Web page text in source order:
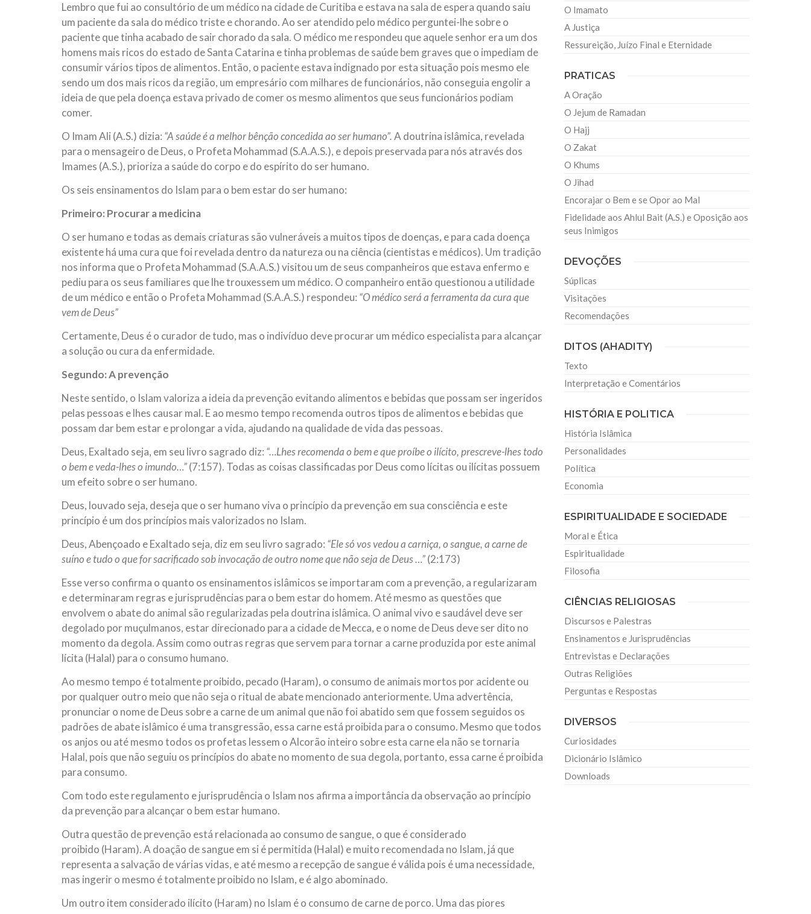
Lembro que fui ao consultório de um médico na cidade de Curitiba e estava na sala de espera quando saiu
um paciente da sala do médico triste e chorando. Ao ser atendido pelo médico perguntei-lhe sobre o
paciente que tinha acabado de sair chorado da sala. O médico me respondeu que aquele senhor era um dos
homens mais ricos do estado de Santa Catarina e tinha problemas de saúde bem graves que o impediam de
consumir vários tipos de alimentos. Então, o paciente estava indignado por esta situação pois mesmo ele
sendo um dos mais ricos da região, um empresário com milhares de funcionários, não conseguia engolir a
ideia de que pela doença estava privado de comer os mesmo alimentos que seus funcionários podiam
comer.
O Imam Ali (A.S.) dizia: “A saúde é a melhor bênção concedida ao ser humano”.A doutrina islâmica, revelada
para o mensageiro de Deus, o Profeta Mohammad (S.A.A.S.), e depois preservada para nós através dos
Imames (A.S.), prioriza a saúde do corpo e do espírito do ser humano.
Os seis ensinamentos do Islam para o bem estar do ser humano:
Primeiro: Procurar a medicina
O ser humano e todas as demais criaturas são vulneráveis a muitos tipos de doenças, e para cada doença
existente há uma cura que foi revelada dentro da natureza ou na ciência (cientistas e médicos). Um tradição
nos informa que o Profeta Mohammad (S.A.A.S.) visitou um de seus companheiros que estava enfermo e
pediu para os seus familiares que lhe trouxessem um médico. O companheiro então questionou a utilidade
de um médico e então o Profeta Mohammad (S.A.A.S.) respondeu: “O médico será a ferramenta da cura que
vem de Deus”
Certamente, Deus é o curador de tudo, mas o indivíduo deve procurar um médico especialista para alcançar
a solução ou cura da enfermidade.
Segundo: A prevenção
Neste sentido, o Islam valoriza a ideia da prevenção evitando alimentos e bebidas que possam ser ingeridos
pelas pessoas e lhes causar mal. E ao mesmo tempo recomenda outros tipos de alimentos e bebidas que
possam dar bem estar e prolongar a vida, ajudando na qualidade de vida das pessoas.
Deus, Exaltado seja, em seu livro sagrado diz: “…Lhes recomenda o bem e que proíbe o ilícito, prescreve-lhes todo
o bem e veda-lhes o imundo…”(7:157). Todas as coisas classificadas por Deus como lícitas ou ilícitas possuem
um efeito sobre o ser humano.
Deus, louvado seja, deseja que o ser humano viva o princípio da prevenção em sua consciência e este
princípio é um dos princípios mais valorizados no Islam.
Deus, Abençoado e Exaltado seja, diz em seu livro sagrado: “Ele só vos vedou a carniça, o sangue, a carne de
suíno e tudo o que for sacrificado sob invocação de outro nome que não seja de Deus …”(2:173)
Esse verso confirma o quanto os ensinamentos islâmicos se importaram com a prevenção, a regularizaram
e determinaram regras e jurisprudências para o bem estar do homem. Até mesmo as questões que
envolvem o abate do animal são regularizadas pela doutrina islâmica. O animal vivo e saudável deve ser
degolado por muçulmanos, estar direcionado para a cidade de Mecca, e o nome de Deus deve ser dito no
momento da degola. Assim como outras regras que servem para tornar a carne produzida por este animal
lícita (Halal) para o consumo humano.
Ao mesmo tempo é totalmente proibido, pecado (Haram), o consumo de animais mortos por acidente ou
por qualquer outro meio que não seja o ritual de abate mencionado anteriormente. Uma advertência,
pronunciar o nome de Deus sobre a carne de um animal que não foi abatido sem que fossem seguidos os
padrões de abate islâmico é uma transgressão, essa carne está proibida para o consumo. Mesmo que todos
os anjos ou até mesmo todos os profetas lessem o Alcorão inteiro sobre esta carne ela não se tornaria
Halal, pois que não seguiu os princípios do abate no momento de sua degola, portanto, essa carne é proibida
para consumo.
Com todo este regulamento e jurisprudência o Islam nos afirma a importância da observação ao princípio
da prevenção para alcançar o bem estar humano.
Outra questão de prevenção está relacionada ao consumo de sangue, o que é considerado
proibido (Haram). A doação de sangue em si é permitida (Halal) e muito recomendada no Islam, já que
representa a salvação de várias vidas, e até mesmo a recepção de sangue é válida pois é uma necessidade,
mas ingerir o mesmo é totalmente proibido no Islam, e é algo abominado.
Um outro item considerado ilícito (Haram) no Islam é o consumo de carne de porco. Uma das piores
O Imamato
A Justiça
Ressureição, Juízo Final e Eternidade
PRATICAS
A Oração
O Jejum de Ramadan
O Hajj
O Zakat
O Khums
O Jihad
Encorajar o Bem e se Opor ao Mal
Fidelidade aos Ahlul Bait (A.S.) e Oposição aos
seus Inimigos
DEVOÇÕES
Súplicas
Visitações
Recomendações
DITOS (AHADITY)
Texto
Interpretação e Comentários
HISTÓRIA E POLITICA
História Islâmica
Personalidades
Política
Economia
ESPIRITUALIDADE E SOCIEDADE
Moral e Ética
Espiritualidade
Filosofia
CIÊNCIAS RELIGIOSAS
Discursos e Palestras
Ensinamentos e Jurisprudências
Entrevistas e Declarações
Outras Religiões
Perguntas e Respostas
DIVERSOS
Curiosidades
Dicionário Islâmico
Downloads